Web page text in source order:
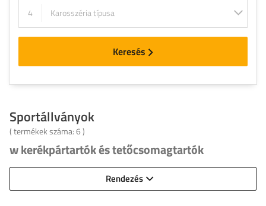
4 Karosszéria típusa
Keresés
Sportállványok
( termékek száma:6)
w kerékpártartók és tetőcsomagtartók
Rendezés